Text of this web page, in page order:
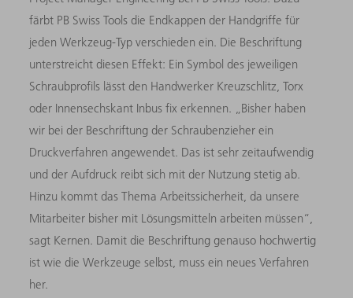
färbt PB Swiss Tools die Endkappen der Handgriffe für
jeden Werkzeug-Typ verschieden ein. Die Beschriftung
unterstreicht diesen Effekt: Ein Symbol des jeweiligen
Schraubprofils lässt den Handwerker Kreuzschlitz, Torx
oder Innensechskant Inbus fix erkennen. „Bisher haben
wir bei der Beschriftung der Schraubenzieher ein
Druckverfahren angewendet. Das ist sehr zeitaufwendig
und der Aufdruck reibt sich mit der Nutzung stetig ab.
Hinzu kommt das Thema Arbeitssicherheit, da unsere
Mitarbeiter bisher mit Lösungsmitteln arbeiten müssen“,
sagt Kernen. Damit die Beschriftung genauso hochwertig
ist wie die Werkzeuge selbst, muss ein neues Verfahren
her.